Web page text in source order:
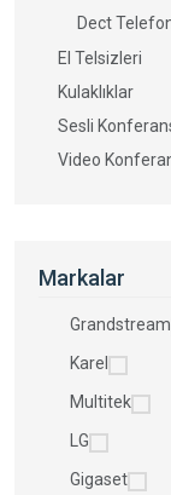
Dect
El Telsizleri
Kulaklıklar
Sesli
Video
Markalar
Grandstream
Karel
Multitek
LG
Gigaset